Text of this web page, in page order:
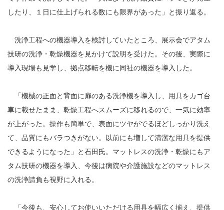
したり、１日に仕上げられる数にも限界があった」と振り返る。
洗浄工程への機器導入を検討していたところ、展示会でアタム
技研の洗浄・乾燥機器を見かけて説明を受けた。その後、実際に
導入現場も見学し、拠点移転を機に同社の機器を導入した。
「機械の正面と背面に扉のある洗浄機を導入し、用具をカゴ台
車に載せたまま、乾燥工程へスムーズに移れるので、一気に効率
が上がった。操作も簡単で、表面にツヤがでるほどしっかり洗え
て、品質にもバラつきがない。以前にも増して清潔な用具を提供
できるようになった」と石田氏。マットレスの洗浄・乾燥にもア
タム技研の機器を導入、今後は病院や介護施設などのマットレス
の洗浄請負も視野に入れる。
「今後も、安心してお使いいただける用具を幅広く揃え、提供